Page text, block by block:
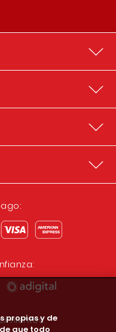
propias y de
que todo